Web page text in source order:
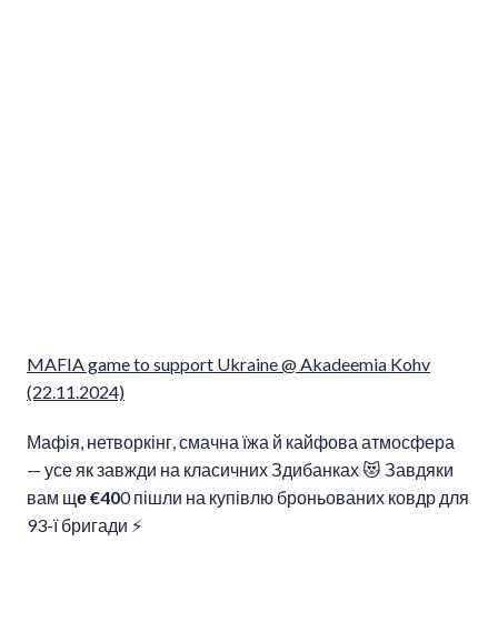
MAFIA game to support Ukraine @ Akadeemia Kohv
(22.11.2024)
Мафія, нетворкінг, смачна їжа й кайфова атмосфера
— усе як завжди на класичних Здибанках 😻 Завдяки
вам ще €400 пішли на купівлю броньованих ковдр для
93-ї бригади ⚡